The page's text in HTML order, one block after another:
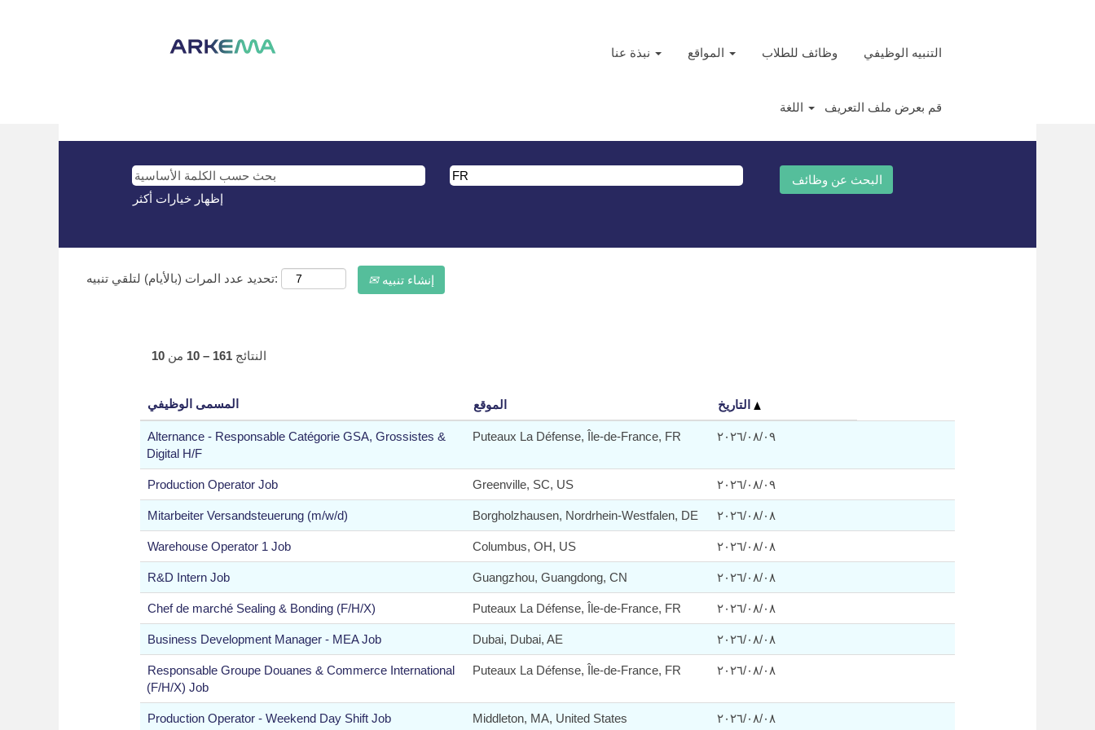
وظائف للطلاب التنبيه الوظيفي
قم بعرض ملف التعريف
نتائج البحث عن
إظهار خيارات أكثر
تحديد عدد المرات (بالأيام) لتلقي تنبيه: إنشاء تنبيه
النتائج 161 – 10 من 10
المسمى الوظيفي الموقع
Alternance - Responsable Catégorie GSA, Grossistes &
Digital H/F
Puteaux La Défense, Île-de-France, FR ٠٩‏/٠٨‏/٢٠٢٦
Production Operator Job Greenville, SC, US ٠٩‏/٠٨‏/٢٠٢٦
Mitarbeiter Versandsteuerung (m/w/d) Borgholzhausen, Nordrhein-Westfalen, DE ٠٨‏/٠٨‏/٢٠٢٦
Warehouse Operator 1 Job Columbus, OH, US ٠٨‏/٠٨‏/٢٠٢٦
R&D Intern Job Guangzhou, Guangdong, CN ٠٨‏/٠٨‏/٢٠٢٦
Chef de marché Sealing & Bonding (F/H/X) Puteaux La Défense, Île-de-France, FR ٠٨‏/٠٨‏/٢٠٢٦
Business Development Manager - MEA Job Dubai, Dubai, AE ٠٨‏/٠٨‏/٢٠٢٦
Responsable Groupe Douanes & Commerce International
(F/H/X) Job
Puteaux La Défense, Île-de-France, FR ٠٨‏/٠٨‏/٢٠٢٦
Production Operator - Weekend Day Shift Job Middleton, MA, United States ٠٨‏/٠٨‏/٢٠٢٦